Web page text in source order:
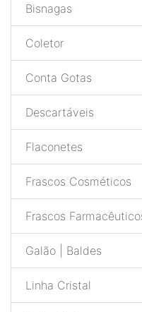
Bisnagas
Coletor
Conta Gotas
Descartáveis
Flaconetes
Frascos Cosméticos
Frascos
Galão | Baldes
Linha Cristal